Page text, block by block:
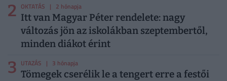
2 OKTATÁS | 2 hónapja
Itt van Magyar Péter rendelete: nagy
változás jön az iskolákban szeptembertől,
minden diákot érint
3 UTAZÁS | 3 hónapja
Tömegek cserélik le a tengert erre a festői